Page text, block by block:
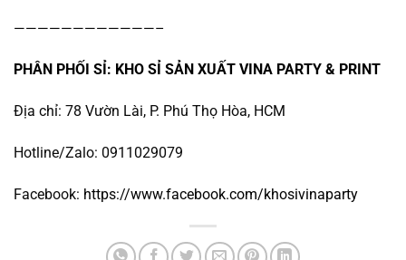
————————————–
PHÂN PHỐI SỈ: KHO SỈ SẢN XUẤT VINA PARTY & PRINT
Địa chỉ: 78 Vườn Lài, P. Phú Thọ Hòa, HCM
Hotline/Zalo: 0911029079
Facebook: https://www.facebook.com/khosivinaparty